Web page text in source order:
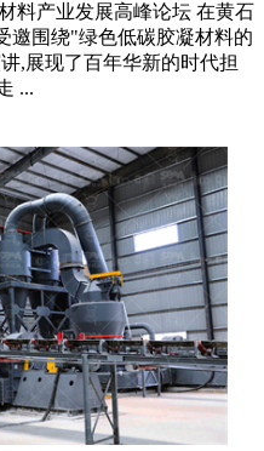
料产业发展高峰论坛 在黄石
邀围绕"绿色低碳胶凝材料的
,展现了百年华新的时代担
...